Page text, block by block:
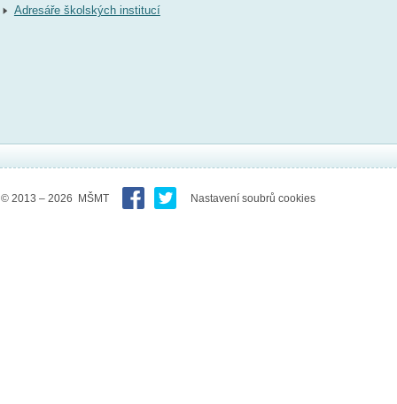
Adresáře školských institucí
© 2013 – 2026 MŠMT Nastavení soubrů cookies